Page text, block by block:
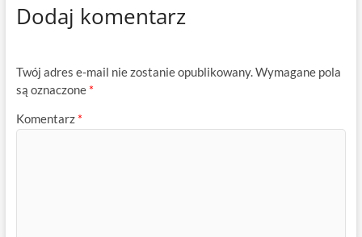
Dodaj komentarz
Twój adres e-mail nie zostanie opublikowany.Wymagane pola
są oznaczone *
Komentarz *